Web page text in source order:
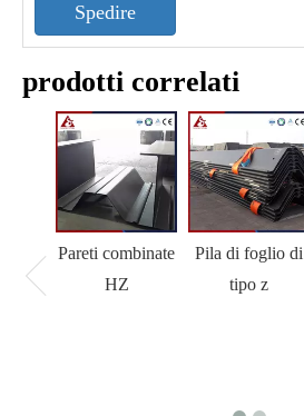
Spedire
prodotti correlati
Pareti combinate
HZ
Pila di foglio di
tipo z